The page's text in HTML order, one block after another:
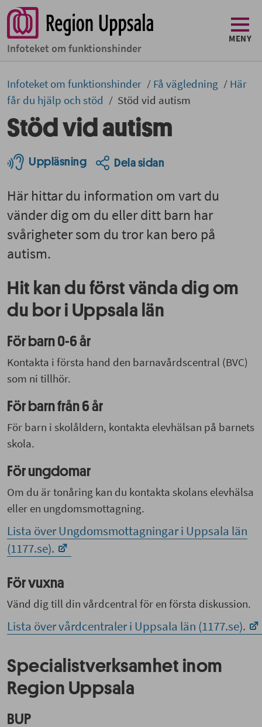
Infoteket om funktionshinder
MENY
Infoteket om funktionshinder Få vägledning
Här
får du hjälp och stöd
Stöd vid autism
Stöd vid autism
Uppläsning Dela sidan
Här hittar du information om vart du
vänder dig om du eller ditt barn har
svårigheter som du tror kan bero på
autism.
Hit kan du först vända dig om
du bor i Uppsala län
För barn 0-6 år
Kontakta i första hand den barnavårdscentral (BVC)
som ni tillhör.
För barn från 6 år
För barn i skolåldern, kontakta elevhälsan på barnets
skola.
För ungdomar
Om du är tonåring kan du kontakta skolans elevhälsa
eller en ungdomsmottagning.
Lista över Ungdomsmottagningar i Uppsala län
(1177.se).
För vuxna
Vänd dig till din vårdcentral för en första diskussion.
Lista över vårdcentraler i Uppsala län (1177.se).
Specialistverksamhet inom
Region Uppsala
BUP